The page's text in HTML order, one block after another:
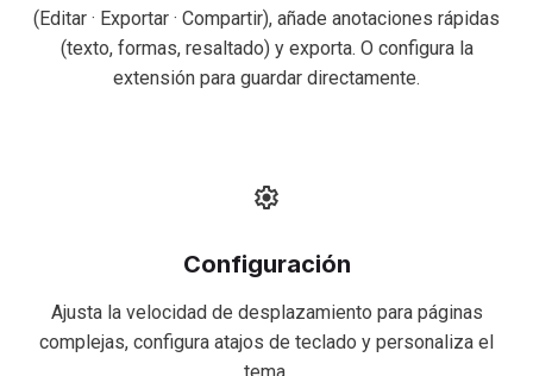
(Editar · Exportar · Compartir), añade anotaciones rápidas
(texto, formas, resaltado) y exporta. O configura la
extensión para guardar directamente.
Configuración
Ajusta la velocidad de desplazamiento para páginas
complejas, configura atajos de teclado y personaliza el